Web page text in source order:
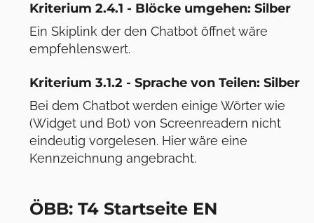
Kriterium 2.4.1 - Blöcke umgehen: Silber
Ein Skiplink der den Chatbot öffnet wäre
empfehlenswert.
Kriterium 3.1.2 - Sprache von Teilen: Silber
Bei dem Chatbot werden einige Wörter wie
(Widget und Bot) von Screenreadern nicht
eindeutig vorgelesen. Hier wäre eine
Kennzeichnung angebracht.
ÖBB: T4 Startseite EN